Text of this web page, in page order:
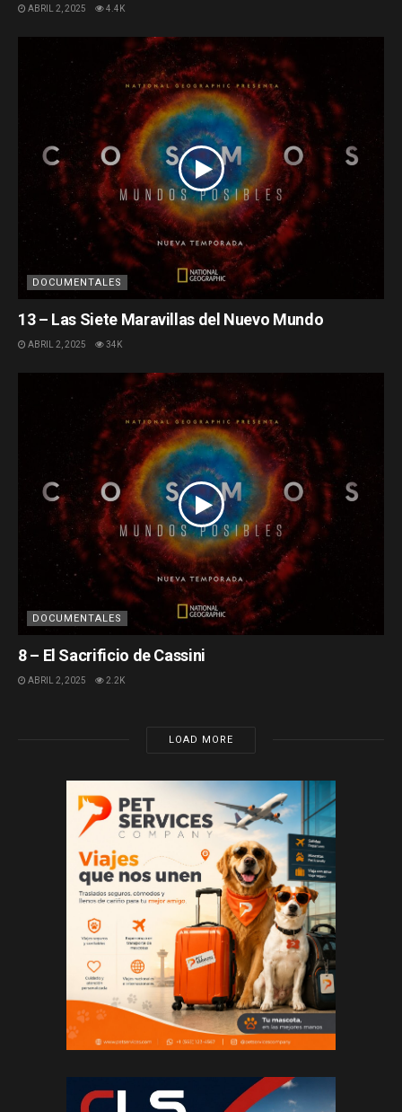
ABRIL 2, 2025 4.4K
DOCUMENTALES
13 – Las Siete Maravillas del Nuevo Mundo
ABRIL 2, 2025 34K
DOCUMENTALES
8 – El Sacrificio de Cassini
ABRIL 2, 2025 2.2K
LOAD MORE